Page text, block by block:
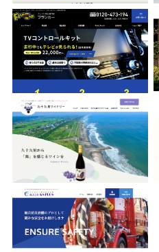
九十九里ワイナリー
株式会社KS PLUS